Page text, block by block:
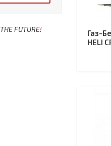
FUTURE!
Газ-
HELI